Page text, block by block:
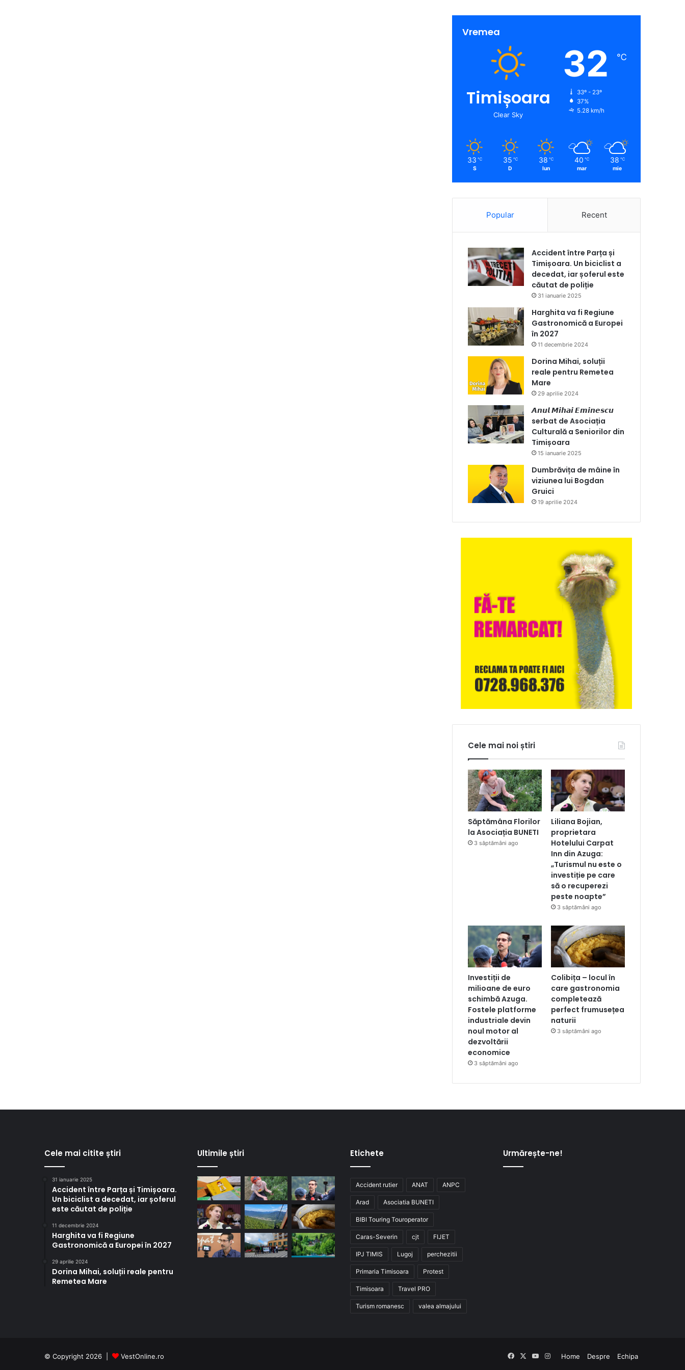
Vremea
Timișoara
Clear Sky
32 ℃
33º - 23º
37%
5.28 km/h
33 ℃
S
35 ℃
D
38 ℃
lun
40 ℃
mar
38 ℃
mie
Popular Recent
Accident între Parța și
Timișoara. Un biciclist a
decedat, iar șoferul este
căutat de poliție
31 ianuarie 2025
Harghita va fi Regiune
Gastronomică a Europei
în 2027
11 decembrie 2024
Dorina Mihai, soluții
reale pentru Remetea
Mare
29 aprilie 2024
𝘼𝙣𝙪𝙡 𝙈𝙞𝙝𝙖𝙞 𝙀𝙢𝙞𝙣𝙚𝙨𝙘𝙪
serbat de Asociația
Culturală a Seniorilor din
Timișoara
15 ianuarie 2025
Dumbrăvița de mâine în
viziunea lui Bogdan
Gruici
19 aprilie 2024
Cele mai noi știri
Săptămâna Florilor
la Asociația BUNETI
3 săptămâni ago
Liliana Bojian,
proprietara
Hotelului Carpat
Inn din Azuga:
„Turismul nu este o
investiție pe care
să o recuperezi
peste noapte”
3 săptămâni ago
Investiții de
milioane de euro
schimbă Azuga.
Fostele platforme
industriale devin
noul motor al
dezvoltării
economice
3 săptămâni ago
Colibița – locul în
care gastronomia
completează
perfect frumusețea
naturii
3 săptămâni ago
Cele mai citite știri
31 ianuarie 2025
Accident între Parța și Timișoara.
Un biciclist a decedat, iar șoferul
este căutat de poliție
11 decembrie 2024
Harghita va fi Regiune
Gastronomică a Europei în 2027
29 aprilie 2024
Dorina Mihai, soluții reale pentru
Remetea Mare
Ultimile știri Etichete
Accident rutier ANAT ANPC
Arad Asociatia BUNETI
BIBI Touring Touroperator
Caras-Severin cjt FIJET
IPJ TIMIS Lugoj perchezitii
Primaria Timisoara Protest
Timisoara Travel PRO
Turism romanesc valea almajului
Urmărește-ne!
© Copyright 2026 | VestOnline.ro Home Despre Echipa
FacebookYouTube
Instagram